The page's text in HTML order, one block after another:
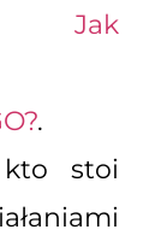
Jak
.
kto stoi